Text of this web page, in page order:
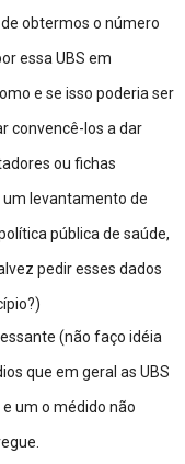
obtermos o número
essa UBS em
e se isso poderia ser
convencê-los a dar
ou fichas
levantamento de
pública de saúde,
pedir esses dados
(não faço idéia
que em geral as UBS
um o médido não